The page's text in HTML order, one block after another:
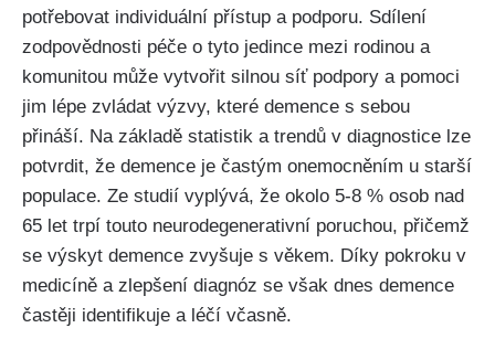
potřebovat individuální přístup a podporu. Sdílení
zodpovědnosti péče o tyto jedince mezi rodinou a
komunitou může vytvořit silnou síť podpory a pomoci
jim lépe zvládat výzvy, které demence s sebou
přináší. Na základě statistik a trendů v diagnostice lze
potvrdit, že demence je častým onemocněním u starší
populace. Ze studií vyplývá, že okolo 5-8 % osob nad
65 let trpí touto neurodegenerativní poruchou, přičemž
se výskyt demence zvyšuje s věkem. Díky pokroku v
medicíně a zlepšení diagnóz se však dnes demence
častěji identifikuje a léčí včasně.